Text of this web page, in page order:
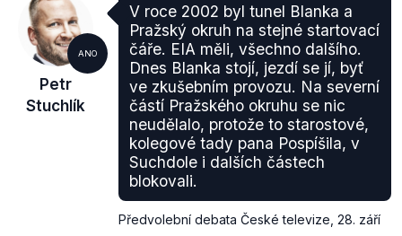
ANO
Petr
Stuchlík
V roce 2002 byl tunel Blanka a
Pražský okruh na stejné startovací
čáře. EIA měli, všechno dalšího.
Dnes Blanka stojí, jezdí se jí, byť
ve zkušebním provozu. Na severní
částí Pražského okruhu se nic
neudělalo, protože to starostové,
kolegové tady pana Pospíšila, v
Suchdole i dalších částech
blokovali.
Předvolební debata České televize 28. září